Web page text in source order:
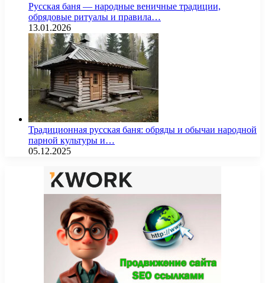
Русская баня — народные веничные традиции,
обрядовые ритуалы и правила…
13.01.2026
Традиционная русская баня: обряды и обычаи народной
парной культуры и…
05.12.2025